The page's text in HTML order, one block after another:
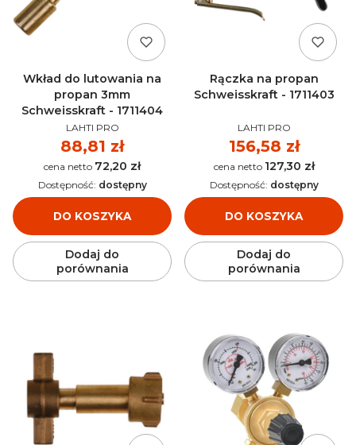
Wkład do lutowania na
propan 3mm
Schweisskraft - 1711404
PRODUCENT
LAHTI PRO
Cena
88,81 zł
Cena 72,20 zł
DO KOSZYKA
Dostępność: dostępny
Dodaj do
porównania
Rączka na propan
Schweisskraft - 1711403
PRODUCENT
LAHTI PRO
Cena
156,58 zł
Cena 127,30 zł
DO KOSZYKA
Dostępność: dostępny
Dodaj do
porównania